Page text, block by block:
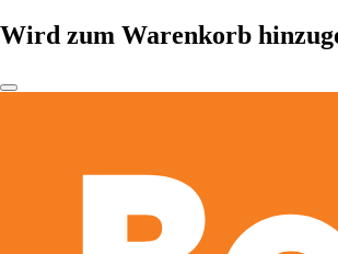
Wird zum Warenkorb